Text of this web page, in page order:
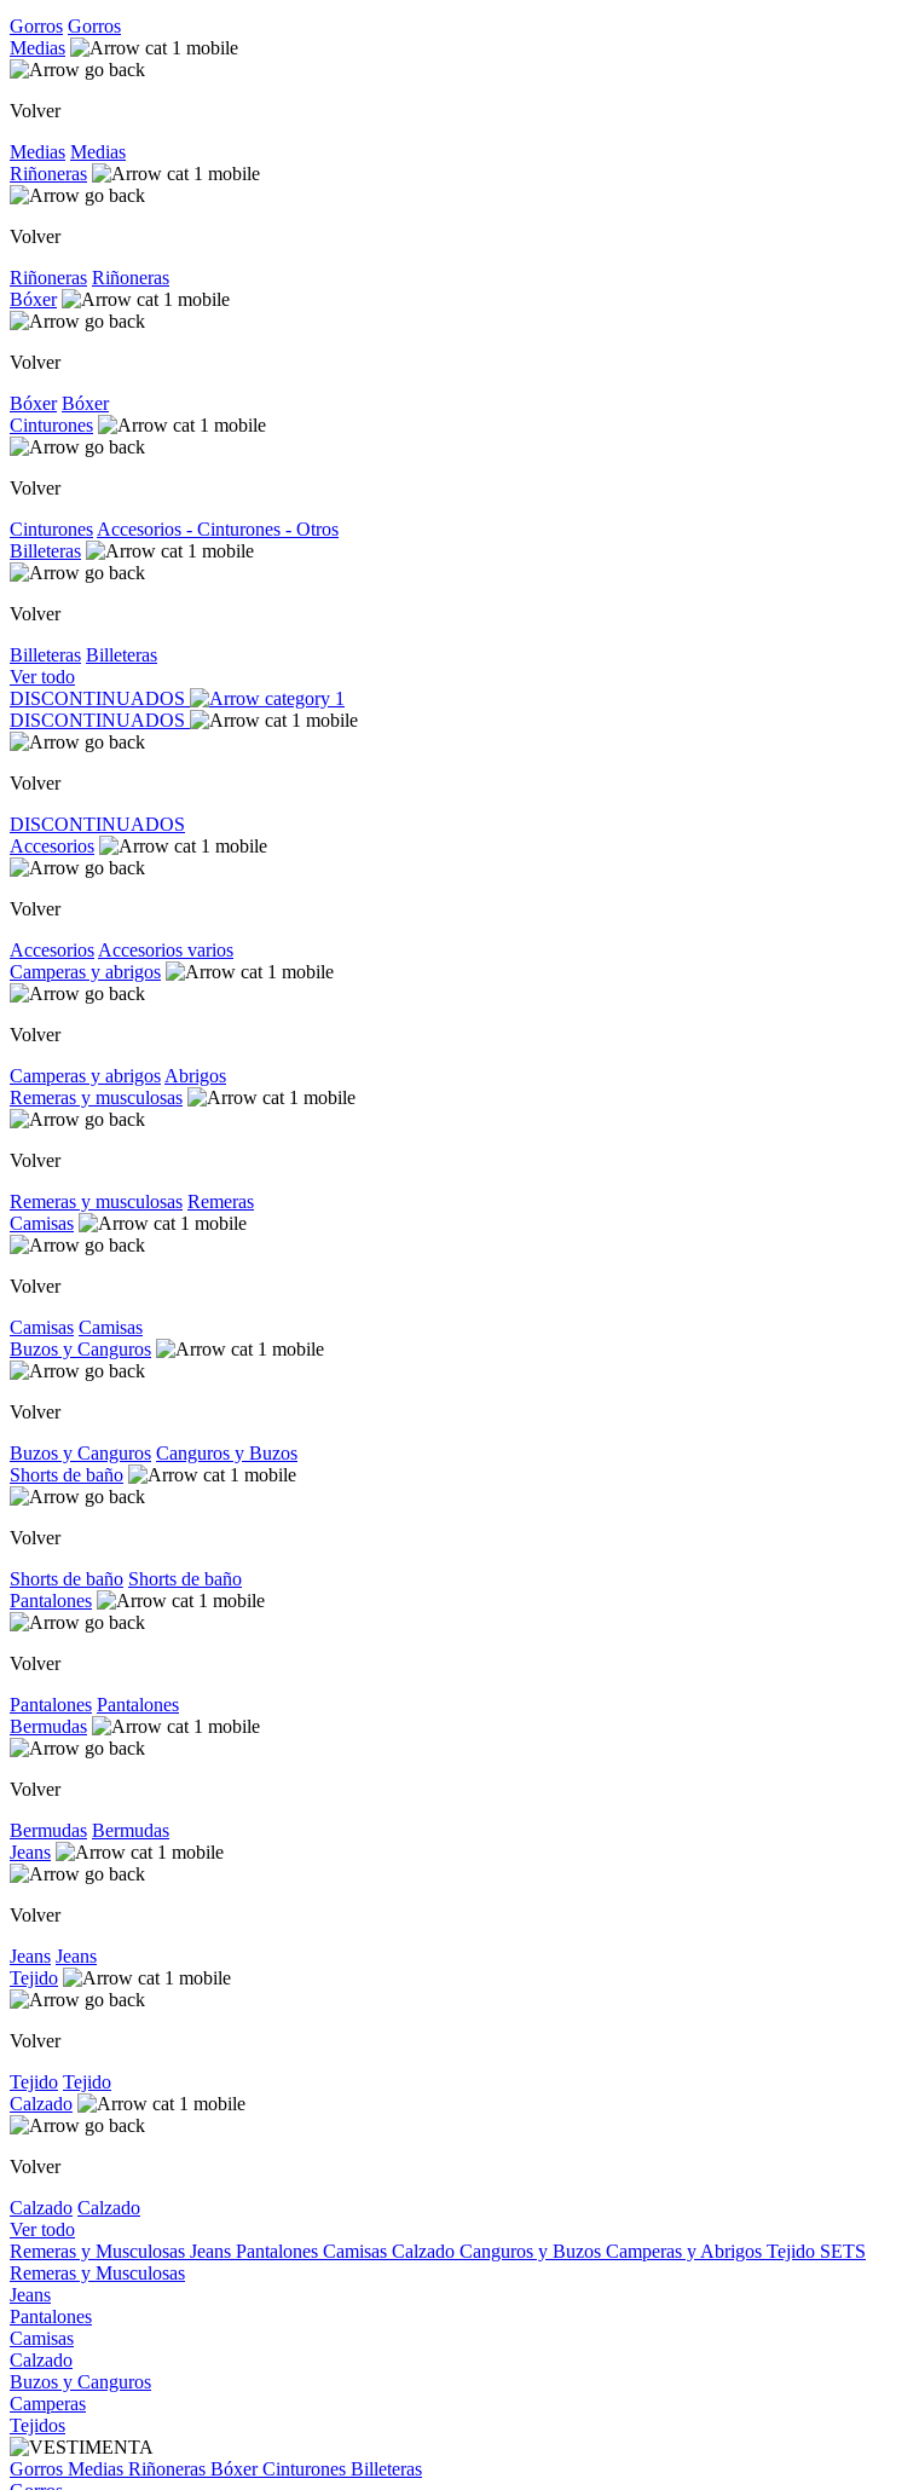
Gorros Gorros
Medias
Volver
Medias Medias
Riñoneras
Volver
Riñoneras Riñoneras
Bóxer
Volver
Bóxer Bóxer
Cinturones
Volver
Cinturones Accesorios - Cinturones - Otros
Billeteras
Volver
Billeteras Billeteras
Ver todo
DISCONTINUADOS
DISCONTINUADOS
Volver
DISCONTINUADOS
Accesorios
Volver
Accesorios Accesorios varios
Camperas y abrigos
Volver
Camperas y abrigos Abrigos
Remeras y musculosas
Volver
Remeras y musculosas Remeras
Camisas
Volver
Camisas Camisas
Buzos y Canguros
Volver
Buzos y Canguros Canguros y Buzos
Shorts de baño
Volver
Shorts de baño Shorts de baño
Pantalones
Volver
Pantalones Pantalones
Bermudas
Volver
Bermudas Bermudas
Jeans
Volver
Jeans Jeans
Tejido
Volver
Tejido Tejido
Calzado
Volver
Calzado Calzado
Ver todo
Remeras y Musculosas Jeans Pantalones Camisas Calzado Canguros y Buzos Camperas y Abrigos Tejido SETS
Remeras y Musculosas
Jeans
Pantalones
Camisas
Calzado
Buzos y Canguros
Camperas
Tejidos
Gorros Medias Riñoneras BóxerCinturones Billeteras